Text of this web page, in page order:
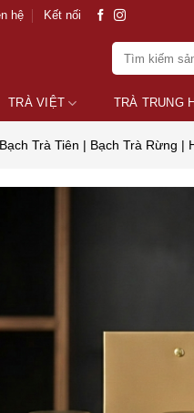
hệ Kết nối
Tìm
TRÀ VIỆT TRÀ TRUNG
Bạch Trà Tiên | Bạch Trà Rừng |